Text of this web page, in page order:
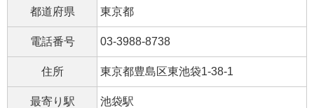
都道府県 東京都
電話番号 03-3988-8738
住所 東京都豊島区東池袋1-38-1
最寄り駅 池袋駅